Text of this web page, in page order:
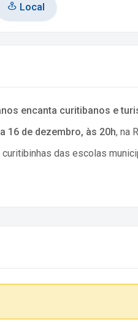
Local
encanta curitibanos e
16 de dezembro, às 20h, na
das escolas